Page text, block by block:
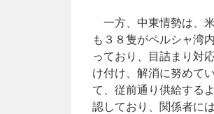
キ
ッ
プ
一方、中東情勢は、
も３８隻がペルシャ湾
っており、目詰まり対
け付け、解消に努めて
て、従前通り供給する
認しており、関係者に